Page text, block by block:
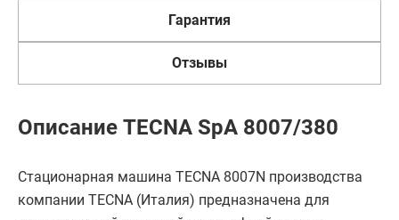
Гарантия
Отзывы
Описание TECNA SpA 8007/380
Стационарная машина TECNA 8007N производства
компании TECNA (Италия) предназначена для